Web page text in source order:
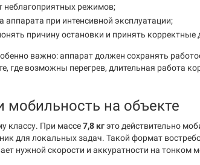
режимов;
аппарата при интенсивной эксплуатации;
причину остановки и принять корректные
важно: аппарат должен сохранять
где возможны перегрев, длительная работа
мобильность на объекте
классу. При массе7,8 кгэто действительно
для локальных задач. Такой формат
нужной скорости и аккуратности на тонком